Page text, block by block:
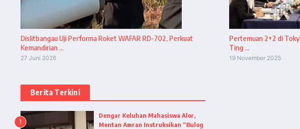
Dislitbangau Uji Performa Roket WAFAR RD-702, Perkuat
Kemandirian ...
27 Juni 2026
Pertemuan 2+2 di
Ting ...
19 November 2025
Berita Terkini
1
Dengar Keluhan Mahasiswa Alor,
Mentan Amran Instruksikan “Bulog